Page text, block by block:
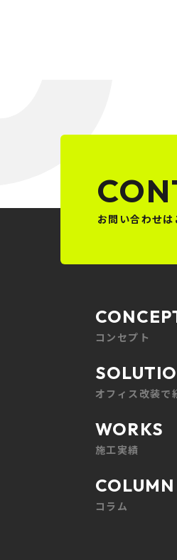
お問い合わせは
コンセプト
オフィス改装で
WORKS
施工実績
COLUMN
コラム